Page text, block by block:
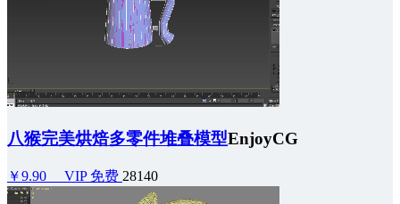
八猴完美烘焙多零件堆叠模型EnjoyCG
￥9.90 VIP 免费 28140